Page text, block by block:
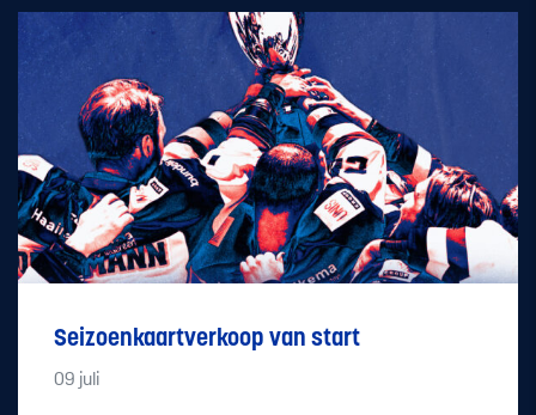
Seizoenkaartverkoop van start
09 juli